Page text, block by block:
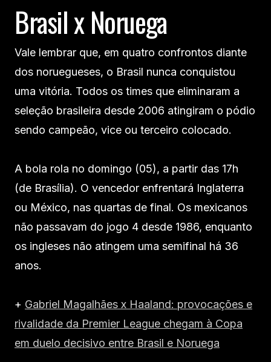
Brasil x Noruega
Vale lembrar que, em quatro confrontos diante
dos noruegueses, o Brasil nunca conquistou
uma vitória. Todos os times que eliminaram a
seleção brasileira desde 2006 atingiram o pódio
sendo campeão, vice ou terceiro colocado.
A bola rola no domingo (05), a partir das 17h
(de Brasília). O vencedor enfrentará Inglaterra
ou México, nas quartas de final. Os mexicanos
não passavam do jogo 4 desde 1986, enquanto
os ingleses não atingem uma semifinal há 36
anos.
+ Gabriel Magalhães x Haaland: provocações e
rivalidade da Premier League chegam à Copa
em duelo decisivo entre Brasil e Noruega